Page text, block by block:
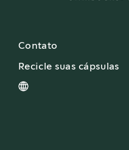
Contato
Recicle suas cápsulas